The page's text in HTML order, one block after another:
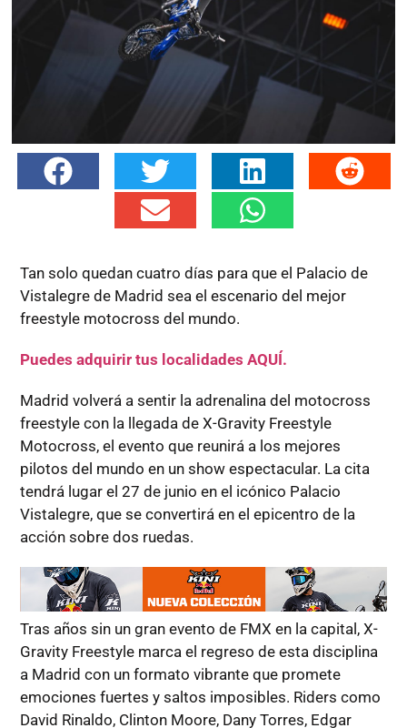
Tan solo quedan cuatro días para que el Palacio de
Vistalegre de Madrid sea el escenario del mejor
freestyle motocross del mundo.
Puedes adquirir tus localidades AQUÍ.
Madrid volverá a sentir la adrenalina del motocross
freestyle con la llegada de X-Gravity Freestyle
Motocross, el evento que reunirá a los mejores
pilotos del mundo en un show espectacular. La cita
tendrá lugar el 27 de junio en el icónico Palacio
Vistalegre, que se convertirá en el epicentro de la
acción sobre dos ruedas.
Tras años sin un gran evento de FMX en la capital, X-
Gravity Freestyle marca el regreso de esta disciplina
a Madrid con un formato vibrante que promete
emociones fuertes y saltos imposibles. Riders como
David Rinaldo, Clinton Moore, Dany Torres, Edgar